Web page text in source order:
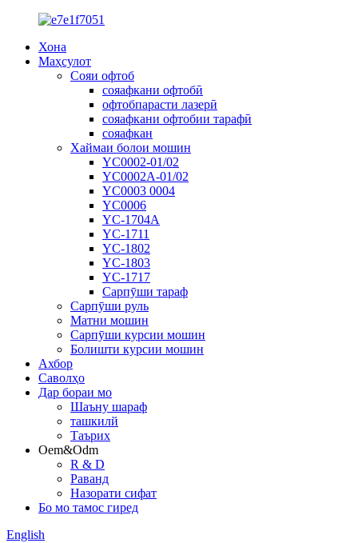
Хона
Маҳсулот
Сояи офтоб
сояафкани офтобӣ
офтобпарасти лазерӣ
сояафкани офтобии тарафӣ
сояафкан
Хаймаи болои мошин
YC0002-01/02
YC0002A-01/02
YC0003 0004
YC0006
YC-1704A
YC-1711
YC-1802
YC-1803
YC-1717
Сарпӯши тараф
Сарпӯши руль
Матни мошин
Сарпӯши курсии мошин
Болишти курсии мошин
Ахбор
Саволҳо
Дар бораи мо
Шаъну шараф
ташкилй
Таърих
Oem&Odm
R & D
Раванд
Назорати сифат
Бо мо тамос гиред
English